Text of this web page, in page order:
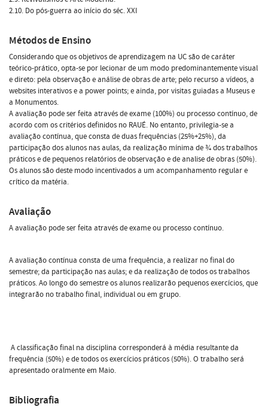
2.10. Do pós-guerra ao início do séc. XXI
Métodos de Ensino
Considerando que os objetivos de aprendizagem na UC são de caráter
teórico-prático, opta-se por lecionar de um modo predominantemente visual
e direto: pela observação e análise de obras de arte; pelo recurso a vídeos, a
websites interativos e a power points; e ainda, por visitas guiadas a Museus e
a Monumentos.
A avaliação pode ser feita através de exame (100%) ou processo contínuo, de
acordo com os critérios definidos no RAUÉ. No entanto, privilegia-se a
avaliação contínua, que consta de duas frequências (25%+25%), da
participação dos alunos nas aulas, da realização mínima de ¾ dos trabalhos
práticos e de pequenos relatórios de observação e de analise de obras (50%).
Os alunos são deste modo incentivados a um acompanhamento regular e
crítico da matéria.
Avaliação
A avaliação pode ser feita através de exame ou processo contínuo.
A avaliação contínua consta de uma frequência, a realizar no final do
semestre; da participação nas aulas; e da realização de todos os trabalhos
práticos. Ao longo do semestre os alunos realizarão pequenos exercícios, que
integrarão no trabalho final, individual ou em grupo.
A classificação final na disciplina corresponderá à média resultante da
frequência (50%) e de todos os exercícios práticos (50%). O trabalho será
apresentado oralmente em Maio.
Bibliografia